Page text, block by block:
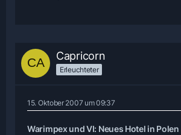
Capricorn
Erleuchteter
15. Oktober 2007 um 09:37
Warimpex und VI: Neues Hotel in Polen